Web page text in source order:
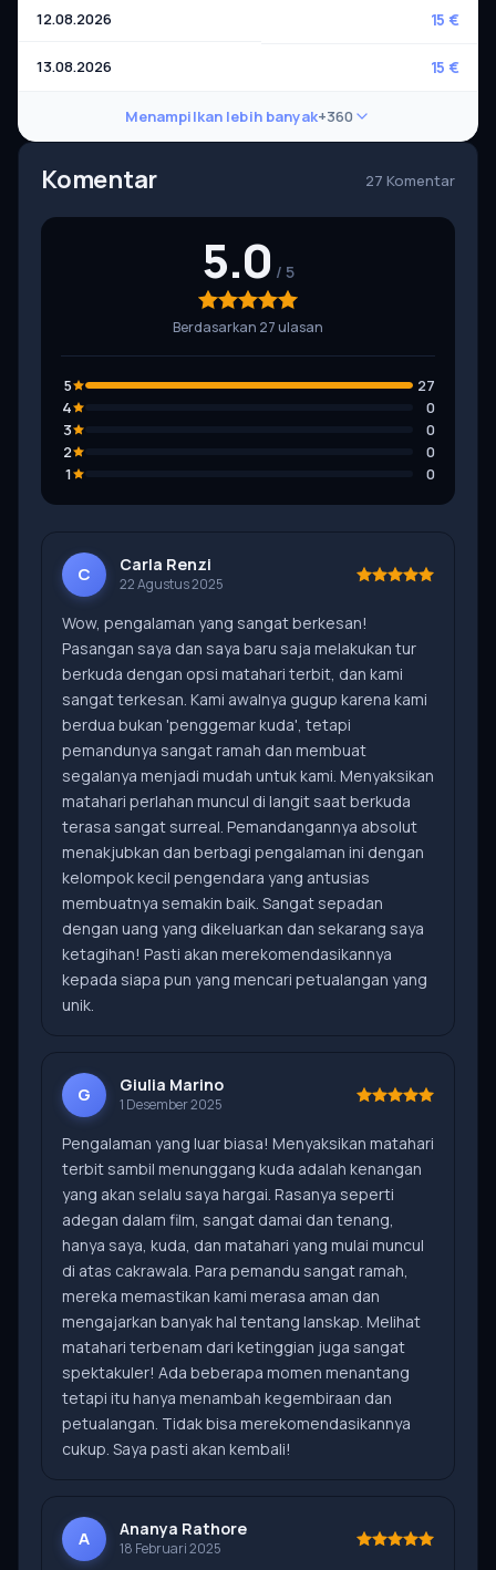
12.08.2026 15 €
13.08.2026 15 €
Menampilkan lebih banyak+360
Komentar 27 Komentar
5.0
Berdasarkan 27 ulasan
5
27
4
0
3
0
2
0
1
0
C Carla Renzi
22 Agustus 2025
Wow, pengalaman yang sangat berkesan!
Pasangan saya dan saya baru saja melakukan tur
berkuda dengan opsi matahari terbit, dan kami
sangat terkesan. Kami awalnya gugup karena kami
berdua bukan 'penggemar kuda', tetapi
pemandunya sangat ramah dan membuat
segalanya menjadi mudah untuk kami. Menyaksikan
matahari perlahan muncul di langit saat berkuda
terasa sangat surreal. Pemandangannya absolut
menakjubkan dan berbagi pengalaman ini dengan
kelompok kecil pengendara yang antusias
membuatnya semakin baik. Sangat sepadan
dengan uang yang dikeluarkan dan sekarang saya
ketagihan! Pasti akan merekomendasikannya
kepada siapa pun yang mencari petualangan yang
unik.
G Giulia Marino
1 Desember 2025
Pengalaman yang luar biasa! Menyaksikan matahari
terbit sambil menunggang kuda adalah kenangan
yang akan selalu saya hargai. Rasanya seperti
adegan dalam film, sangat damai dan tenang,
hanya saya, kuda, dan matahari yang mulai muncul
di atas cakrawala. Para pemandu sangat ramah,
mereka memastikan kami merasa aman dan
mengajarkan banyak hal tentang lanskap. Melihat
matahari terbenam dari ketinggian juga sangat
spektakuler! Ada beberapa momen menantang
tetapi itu hanya menambah kegembiraan dan
petualangan. Tidak bisa merekomendasikannya
cukup. Saya pasti akan kembali!
A Ananya Rathore
18 Februari 2025